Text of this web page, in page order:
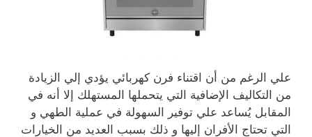
علي الرغم من أن اقتناء فرن كهربائي يؤدي إلي الزيادة
من التكاليف الإضافية التي يتحملها المستهلك إلا أنه في
المقابل يُساعد علي توفير السهولة في عملية الطهي و
التي تحتاج الأفران إليها و ذلك بسبب العديد من الخيارات